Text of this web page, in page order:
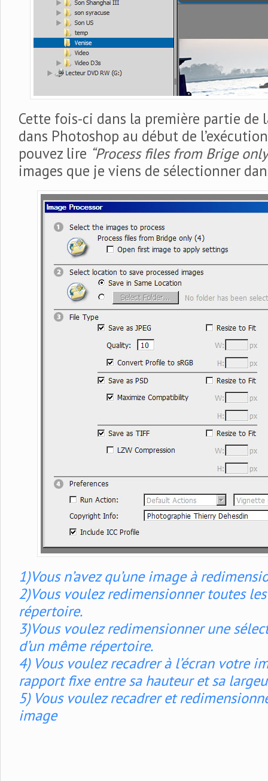
Cette fois-ci dans la première partie de
dans Photoshop au début de
pouvez lire “Process files from Brige
images que je viens de sélectionner
1)Vous n’avez qu’une image à
2)Vous voulez redimensionner toutes les
répertoire.
3)Vous voulez redimensionner une
d’un même répertoire.
4) Vous voulez recadrer à l’écran votre
rapport fixe entre sa hauteur et sa
5) Vous voulez recadrer et
image